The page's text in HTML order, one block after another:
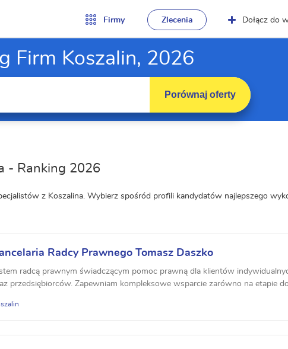
Firmy Zlecenia Dołącz do
Firm Koszalin, 2026
Porównaj oferty
- Ranking 2026
z Koszalina. Wybierz spośród profili kandydatów najlepszego
Radcy Prawnego Tomasz Daszko
radcą prawnym świadczącym pomoc prawną dla klientów
przedsiębiorców. Zapewniam kompleksowe wsparcie zarówno na etapie